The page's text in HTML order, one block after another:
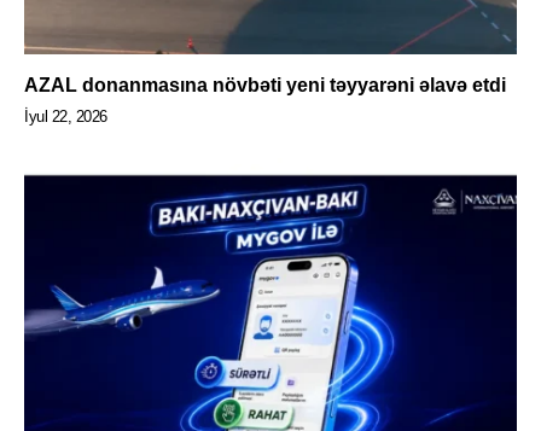
AZAL donanmasına növbəti yeni təyyarəni əlavə etdi
İyul 22, 2026